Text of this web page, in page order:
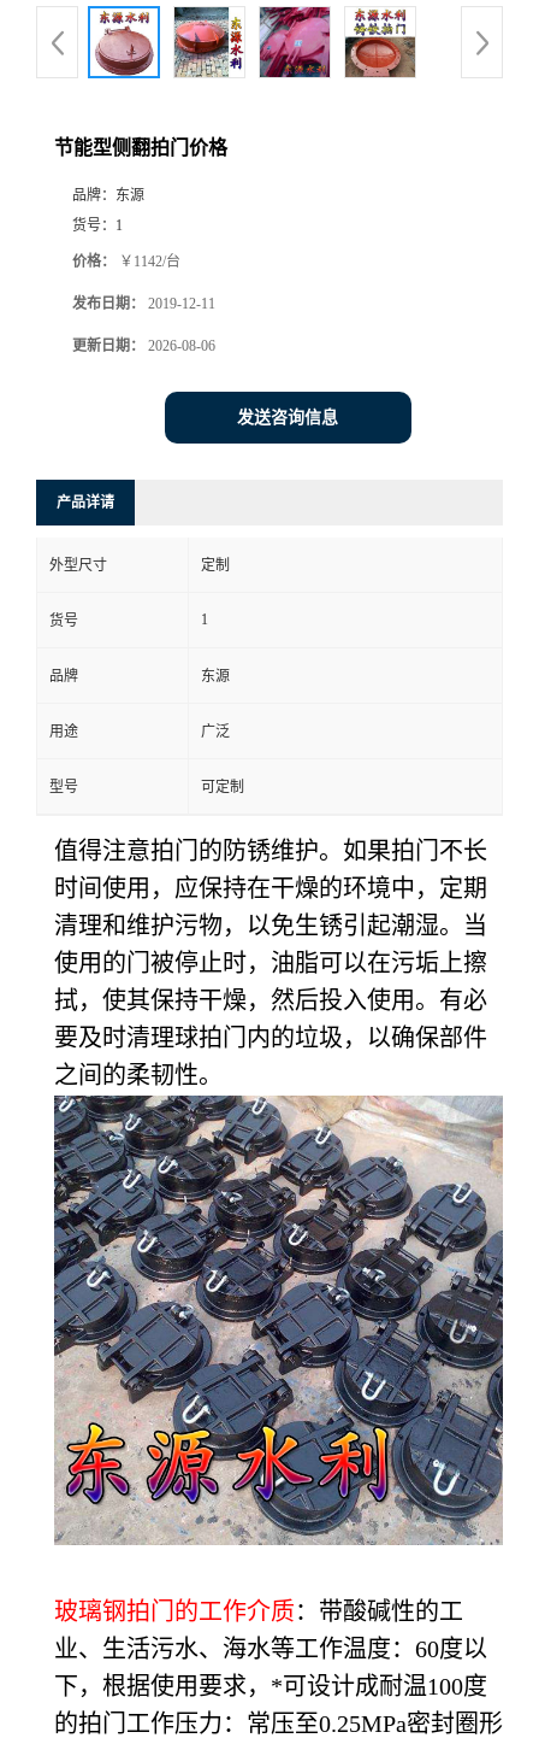
节能型侧翻拍门价格
品牌： 东源
货号： 1
价格： ￥1142/台
发布日期： 2019-12-11
更新日期： 2026-08-06
发送咨询信息
产品详请
外型尺寸 定制
货号 1
品牌 东源
用途 广泛
型号 可定制
值得注意拍门的防锈维护。如果拍门不长
时间使用，应保持在干燥的环境中，定期
清理和维护污物，以免生锈引起潮湿。当
使用的门被停止时，油脂可以在污垢上擦
拭，使其保持干燥，然后投入使用。有必
要及时清理球拍门内的垃圾，以确保部件
之间的柔韧性。
玻璃钢拍门的工作介质：带酸碱性的工
业、生活污水、海水等工作温度：60度以
下，根据使用要求，*可设计成耐温100度
的拍门工作压力：常压至0.25MPa密封圈形